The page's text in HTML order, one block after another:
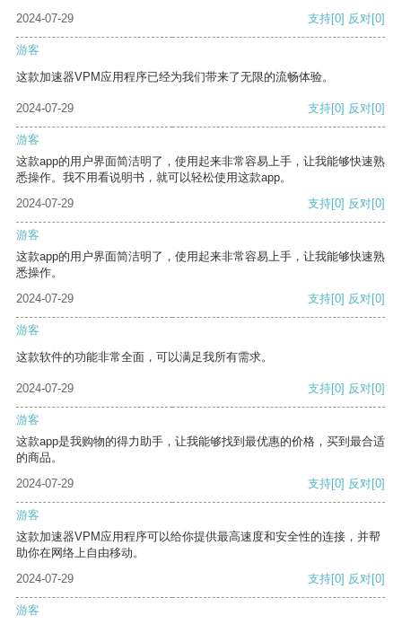
2024-07-29 支持[0] 反对[0]
游客
这款加速器VPM应用程序已经为我们带来了无限的流畅体验。
2024-07-29 支持[0] 反对[0]
游客
这款app的用户界面简洁明了，使用起来非常容易上手，让我能够快速熟
悉操作。我不用看说明书，就可以轻松使用这款app。
2024-07-29
支持[0] 反对[0]
游客
这款app的用户界面简洁明了，使用起来非常容易上手，让我能够快速熟
悉操作。
2024-07-29
支持[0] 反对[0]
游客
这款软件的功能非常全面，可以满足我所有需求。
2024-07-29 支持[0] 反对[0]
游客
这款app是我购物的得力助手，让我能够找到最优惠的价格，买到最合适
的商品。
2024-07-29
支持[0] 反对[0]
游客
这款加速器VPM应用程序可以给你提供最高速度和安全性的连接，并帮
助你在网络上自由移动。
2024-07-29
支持[0] 反对[0]
游客